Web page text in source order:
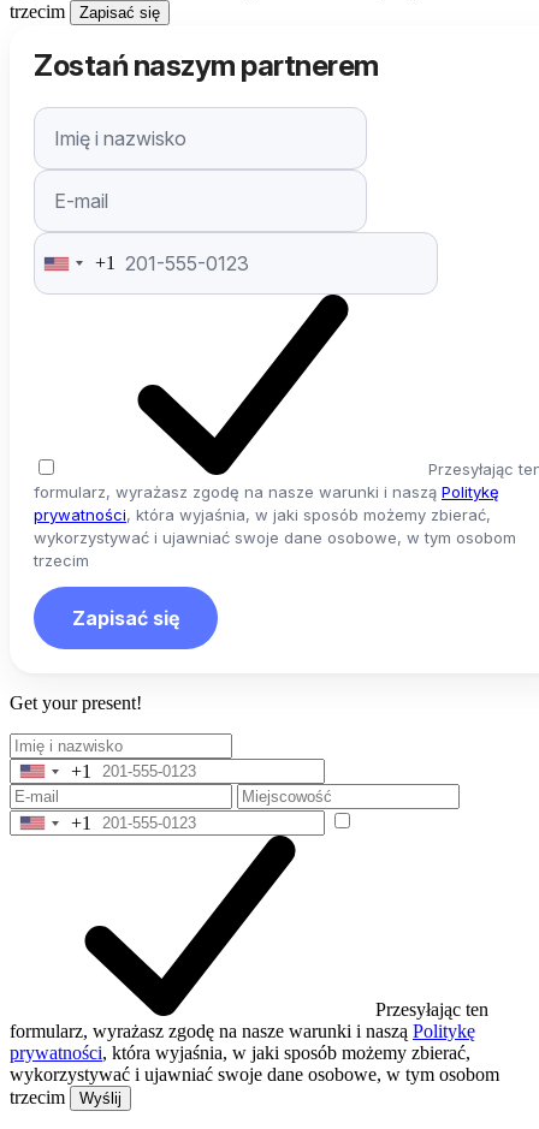
trzecim
Zapisać się
Zostań naszym partnerem
United
States
+1
Przesyłając
formularz, wyrażasz zgodę na nasze warunki i naszą Politykę
prywatności, która wyjaśnia, w jaki sposób możemy zbierać,
wykorzystywać i ujawniać swoje dane osobowe, w tym osobom
trzecim
Zapisać się
Get your present!
United
States
+1
+1
United
+1
Przesyłając ten
formularz, wyrażasz zgodę na nasze warunki i naszą Politykę
prywatności, która wyjaśnia, w jaki sposób możemy zbierać,
wykorzystywać i ujawniać swoje dane osobowe, w tym osobom
trzecim
Wyślij